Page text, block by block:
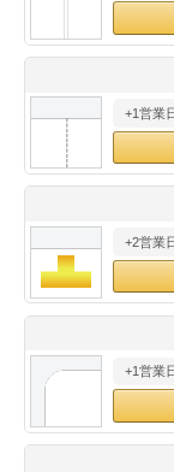
＆盛り上げ印刷
型マル型印刷
ード印刷
刷
印刷
印刷
フォルダー
形マル型
印刷
刷
名刺印刷
印刷
9
14
15 16
28
29 30
・・休業日
+1営業
+2営業
+1営業